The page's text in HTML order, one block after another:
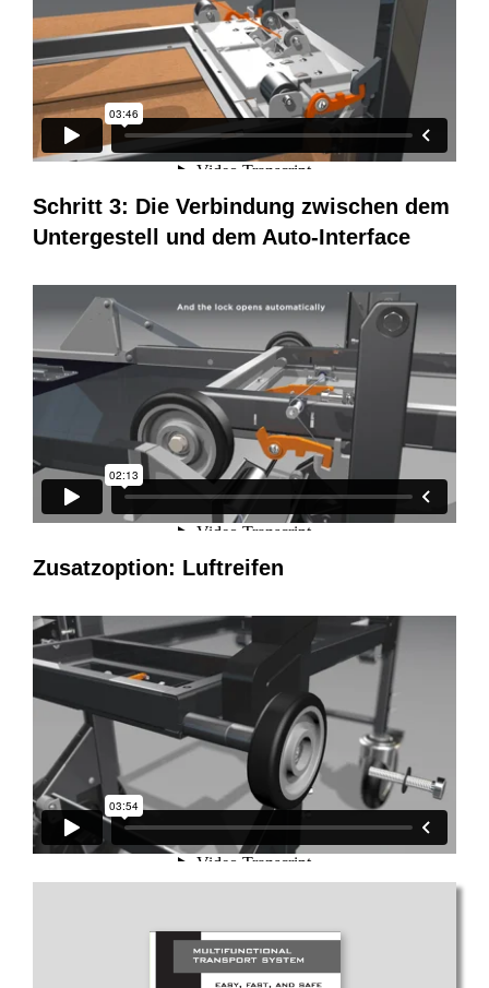
Schritt 3: Die Verbindung zwischen dem
Untergestell und dem Auto-Interface
Zusatzoption: Luftreifen